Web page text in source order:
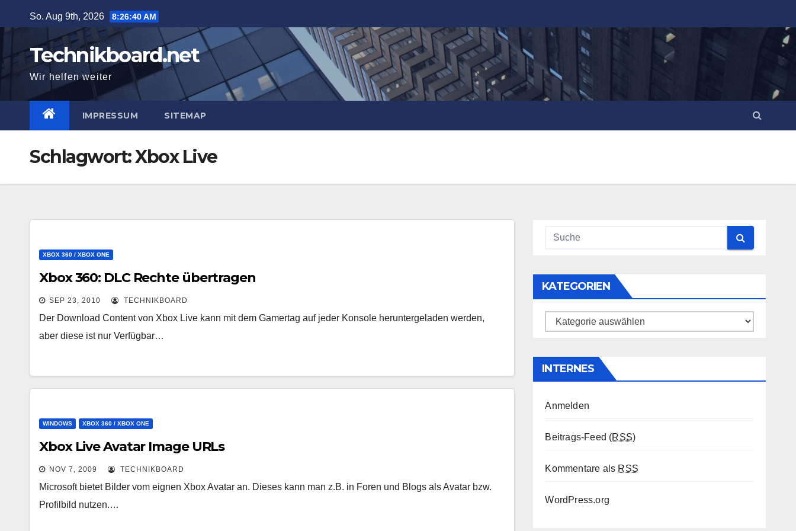
Inhalt
So. Aug 9th, 2026 8:26:40 AM
Technikboard.net
Wir helfen weiter
IMPRESSUM SITEMAP
Schlagwort: Xbox Live
XBOX 360 / XBOX ONE
Xbox 360: DLC Rechte übertragen
SEP 23, 2010 TECHNIKBOARD
Der Download Content von Xbox Live kann mit dem Gamertag auf jeder Konsole heruntergeladen werden,
aber diese ist nur Verfügbar…
WINDOWS XBOX 360 / XBOX ONE
Xbox Live Avatar Image URLs
NOV 7, 2009 TECHNIKBOARD
Microsoft bietet Bilder vom eignen Xbox Avatar an. Dieses kann man z.B. in Foren und Blogs als Avatar bzw.
Profilbild nutzen.…
KATEGORIEN
Kategorien
INTERNES
Anmelden
Beitrags-Feed (RSS)
Kommentare als RSS
WordPress.org